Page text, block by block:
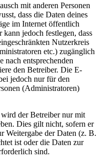
mit anderen Personen
dass die Daten deines
im Internet öffentlich
jedoch festlegen, dass
Nutzerkreis
etc.) zugänglich
nach entsprechenden
den Betreiber. Die E-
jedoch nur für den
(Administratoren)
der Betreiber nur mit
Dies gilt nicht, sofern er
Weitergabe der Daten (z. B.
ist oder die Daten zur
sind.